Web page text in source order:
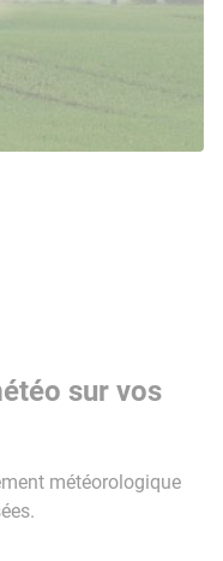
sur vos
météorologique